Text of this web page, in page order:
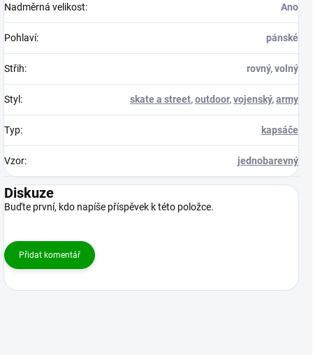
Nadměrná velikost: Ano
Pohlaví: pánské
Střih: rovný, volný
Styl: skate a street,outdoor,vojenský,army
Typ: kapsáče
Vzor: jednobarevný
Diskuze
Buďte první, kdo napíše příspěvek k této položce.
Přidat komentář